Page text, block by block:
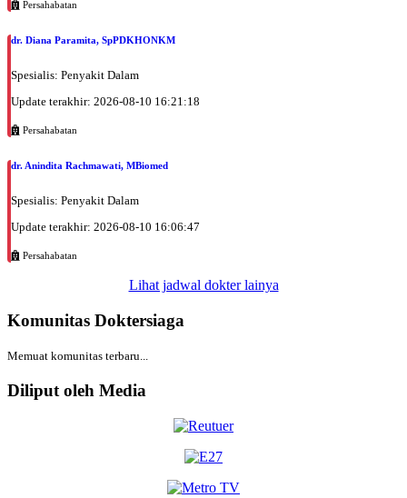
Persahabatan
dr. Diana Paramita, SpPDKHONKM
Spesialis: Penyakit Dalam
Update terakhir: 2026-08-10 16:21:18
Persahabatan
dr. Anindita Rachmawati, MBiomed
Spesialis: Penyakit Dalam
Update terakhir: 2026-08-10 16:06:47
Persahabatan
Lihat jadwal dokter lainya
Komunitas Doktersiaga
Memuat komunitas terbaru...
Diliput oleh Media